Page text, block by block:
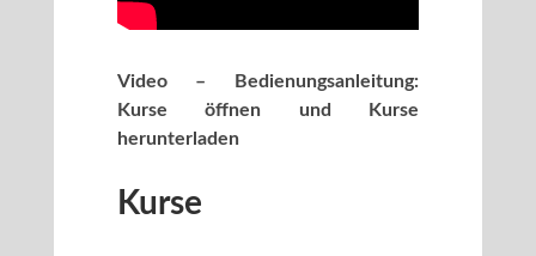
Video – Bedienungsanleitung:
Kurse öffnen und Kurse
herunterladen
Kurse